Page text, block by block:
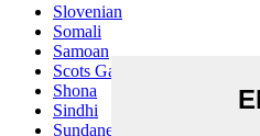
Slovenian
Somali
Samoan
Scots Gaelic
Shona
Sindhi
Sundanese